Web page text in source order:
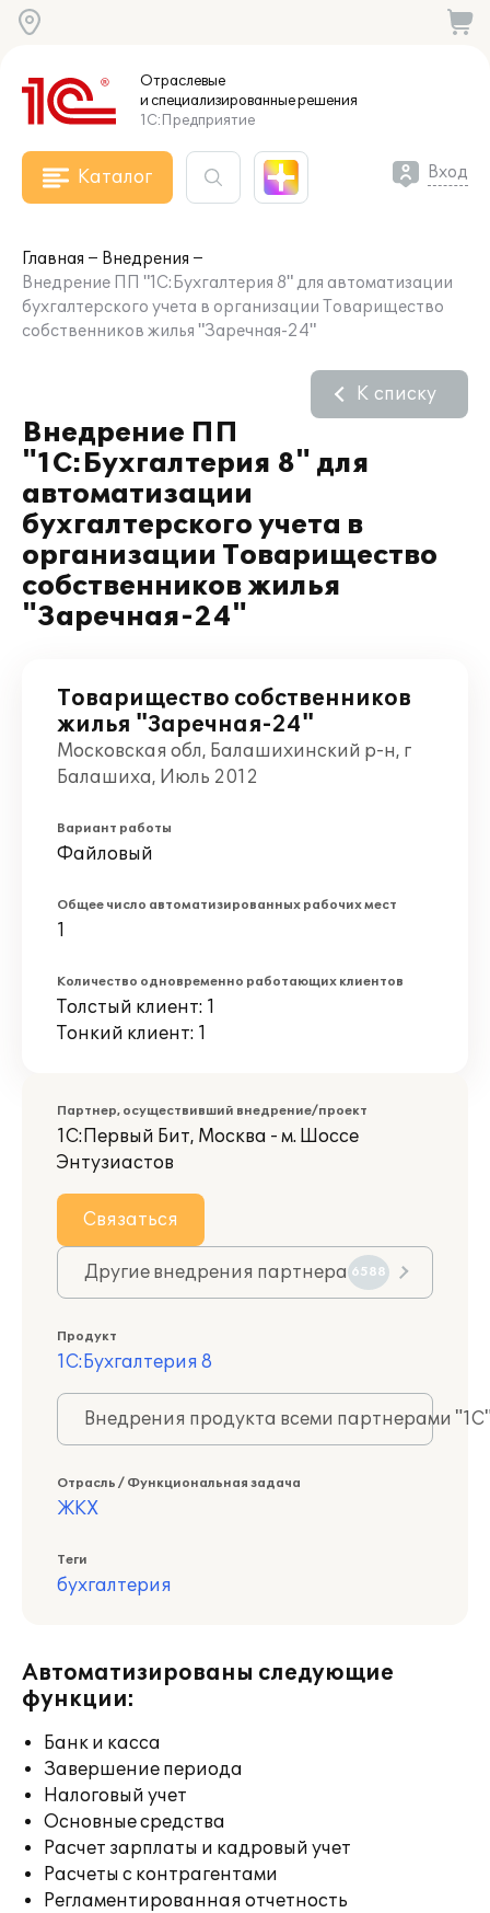
Отраслевые
и специализированныерешения
1С:Предприятие
Каталог Вход
Главная
Внедрения
Внедрение ПП "1С:Бухгалтерия 8" для автоматизации
бухгалтерского учета в организации Товарищество
собственников жилья "Заречная-24"
Внедрение ПП
"1С:Бухгалтерия 8" для
автоматизации
бухгалтерского учета в
организации Товарищество
собственников жилья
"Заречная-24"
К списку
Товарищество собственников
жилья "Заречная-24"
Московская обл, Балашихинский р-н, г
Балашиха, Июль 2012
Вариант работы
Файловый
Общее число автоматизированных рабочих мест
1
Количество одновременно работающих клиентов
Толстый клиент: 1
Тонкий клиент: 1
Партнер, осуществивший внедрение/проект
1С:Первый Бит, Москва - м. Шоссе
Энтузиастов
Связаться
Другие внедрения партнера 6588
Продукт
1С:Бухгалтерия 8
Внедрения продукта всеми партнерами
Отрасль / Функциональная задача
ЖКХ
Теги
бухгалтерия
Автоматизированы следующие
функции:
Банк и касса
Завершение периода
Налоговый учет
Основные средства
Расчет зарплаты и кадровый учет
Расчеты с контрагентами
Регламентированная отчетность